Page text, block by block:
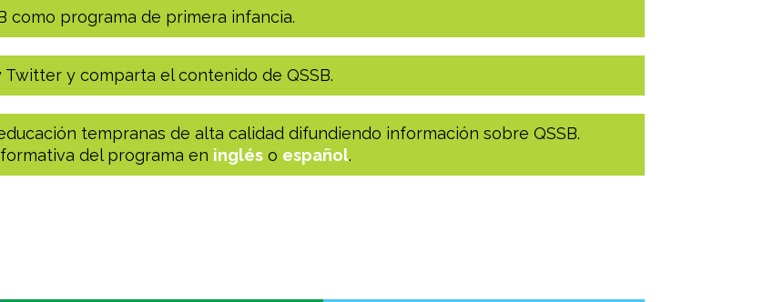
como programa de primera infancia.
y comparta el contenido de QSSB.
tempranas de alta calidad difundiendo información sobre QSSB.
del programa en inglés o español.